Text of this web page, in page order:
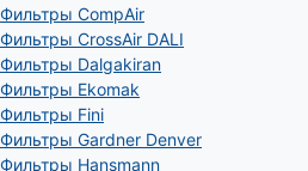
Фильтры CompAir
Фильтры CrossAir DALI
Фильтры Dalgakiran
Фильтры Ekomak
Фильтры Fini
Фильтры Gardner Denver
Фильтры Hansmann